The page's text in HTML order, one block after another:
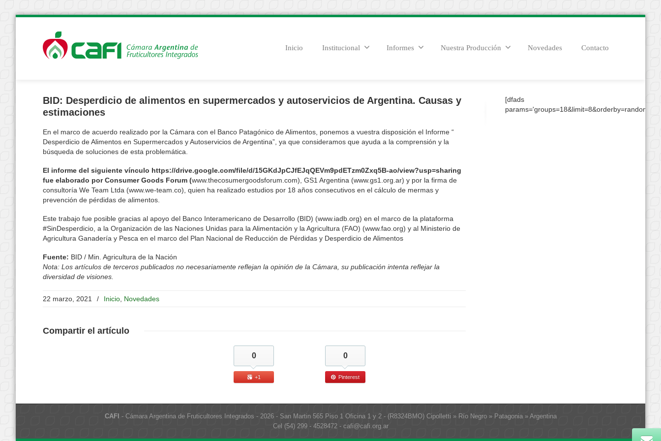
Inicio Institucional Informes Nuestra Producción Novedades Contacto
BID: Desperdicio de alimentos en supermercados y autoservicios de Argentina. Causas y
estimaciones
En el marco de acuerdo realizado por la Cámara con el Banco Patagónico de Alimentos, ponemos a vuestra disposición el Informe “
Desperdicio de Alimentos en Supermercados y Autoservicios de Argentina”, ya que consideramos que ayuda a la comprensión y la
búsqueda de soluciones de esta problemática.
El informe del siguiente vínculo https://drive.google.com/file/d/15GKdJpCJfEJqQEVm9pdETzm0Zxq5B-ao/view?usp=sharing
fue elaborado por Consumer Goods Forum (www.thecosumergoodsforum.com), GS1 Argentina (www.gs1.org.ar) y por la firma de
consultoría We Team Ltda (www.we-team.co), quien ha realizado estudios por 18 años consecutivos en el cálculo de mermas y
prevención de pérdidas de alimentos.
Este trabajo fue posible gracias al apoyo del Banco Interamericano de Desarrollo (BID) (www.iadb.org) en el marco de la plataforma
#SinDesperdicio, a la Organización de las Naciones Unidas para la Alimentación y la Agricultura (FAO) (www.fao.org) y al Ministerio de
Agricultura Ganadería y Pesca en el marco del Plan Nacional de Reducción de Pérdidas y Desperdicio de Alimentos
Fuente: BID / Min. Agricultura de la Nación
Nota: Los artículos de terceros publicados no necesariamente reflejan la opinión de la Cámara, su publicación intenta reflejar la
diversidad de visiones.
22 marzo, 2021 / Inicio Novedades
Compartir el artículo
0
+1
0
Pinterest
[dfads
CAFI - Cámara Argentina de Fruticultores Integrados - 2026 - San Martin 565 Piso 1 Oficina 1 y 2 - (R8324BMO) Cipolletti » Río Negro » Patagonia » Argentina
Cel (54) 299 - 4528472 - cafi@cafi.org.ar